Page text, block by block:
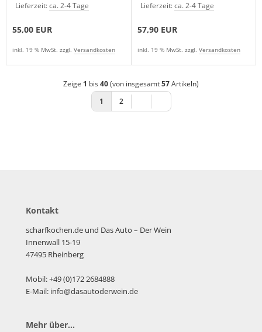
Lieferzeit:ca. 2-4 Tage
55,00 EUR
inkl. 19 % MwSt. zzgl. Versandkosten
Lieferzeit:ca. 2-4 Tage
57,90 EUR
inkl. 19 % MwSt. zzgl. Versandkosten
Zeige 1 bis 40(von insgesamt57Artikeln)
1
2
Kontakt
scharfkochen.de und Das Auto – Der Wein
Innenwall 15-19
47495 Rheinberg
Mobil: +49 (0)172 2684888
E-Mail: info@dasautoderwein.de
Mehr über...